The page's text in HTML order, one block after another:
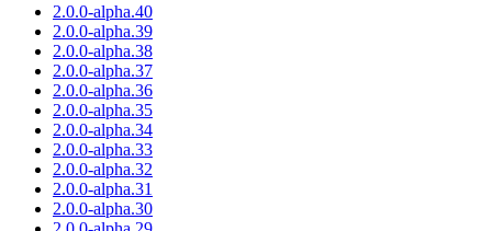
2.0.0-alpha.40
2.0.0-alpha.39
2.0.0-alpha.38
2.0.0-alpha.37
2.0.0-alpha.36
2.0.0-alpha.35
2.0.0-alpha.34
2.0.0-alpha.33
2.0.0-alpha.32
2.0.0-alpha.31
2.0.0-alpha.30